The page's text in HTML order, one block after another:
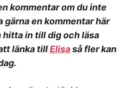
kommentar om du inte
gärna en kommentar här
hitta in till dig och läsa
länka tillElisaså fler kan